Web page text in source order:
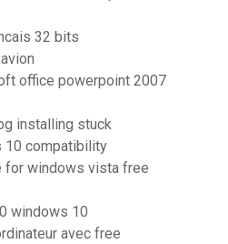
32 bits
office powerpoint 2007
installing stuck
10 compatibility
for windows vista free
windows 10
avec free